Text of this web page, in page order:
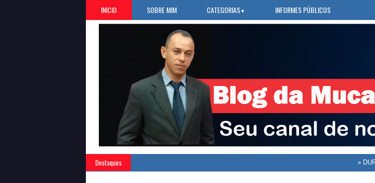
INICIO SOBRE MIM CATEGORIAS▼ INFORMES PÚBLICOS
Destaques